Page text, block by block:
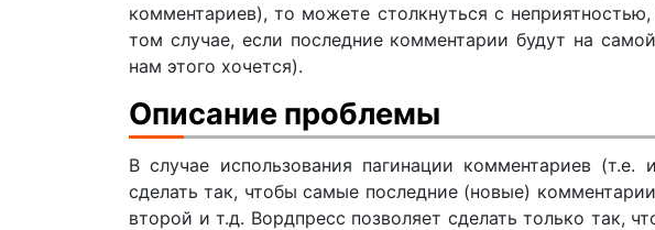
комментариев), то можете столкнуться с
том случае, если последние комментарии будут на
нам этого хочется).
Описание проблемы
В случае использования пагинации комментариев
сделать так, чтобы самые последние (новые)
второй и т.д. Вордпресс позволяет сделать только так,